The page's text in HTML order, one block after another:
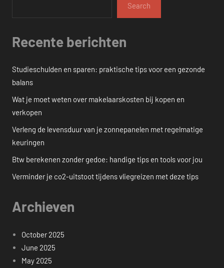
Search
Recente berichten
Studieschulden en sparen: praktische tips voor een gezonde
balans
Wat je moet weten over makelaarskosten bij kopen en
verkopen
Verleng de levensduur van je zonnepanelen met regelmatige
keuringen
Btw berekenen zonder gedoe: handige tips en tools voor jou
Verminder je co2-uitstoot tijdens vliegreizen met deze tips
Archieven
October 2025
June 2025
May 2025